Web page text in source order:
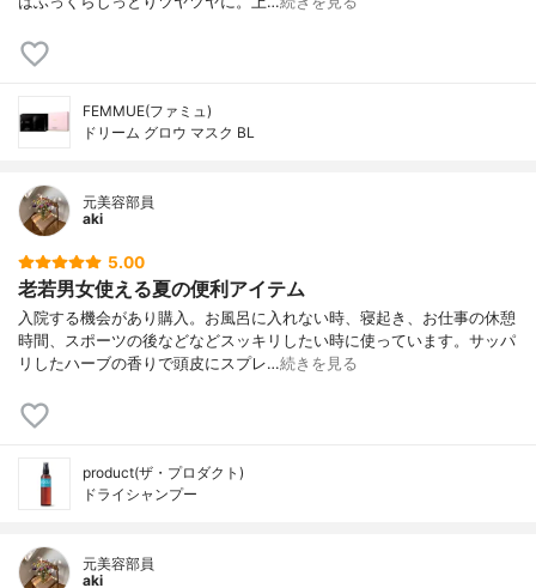
FEMMUE(ファミュ)
ドリーム グロウ マスク BL
元美容部員
aki
5.00
老若男女使える夏の便利アイテム
入院する機会があり購入。お風呂に入れない時、寝起き、お仕事の休憩
時間、スポーツの後などなどスッキリしたい時に使っています。サッパ
リしたハーブの香りで頭皮にスプレ…続きを見る
product(ザ・プロダクト)
ドライシャンプー
元美容部員
aki